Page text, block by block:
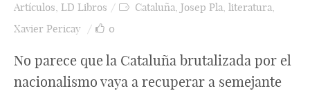
Artículos, LD Libros Cataluña, Josep Pla, literatura,
Xavier Pericay
0
No parece que la Cataluña brutalizada por el
nacionalismo vaya a recuperar a semejante